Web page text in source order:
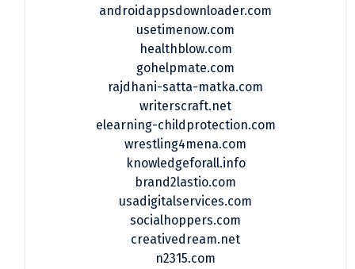
androidappsdownloader.com
usetimenow.com
healthblow.com
gohelpmate.com
rajdhani-satta-matka.com
writerscraft.net
elearning-childprotection.com
wrestling4mena.com
knowledgeforall.info
brand2lastio.com
usadigitalservices.com
socialhoppers.com
creativedream.net
n2315.com